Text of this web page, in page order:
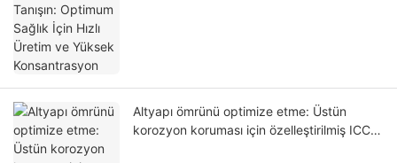
Altyapı ömrünü optimize etme: Üstün
korozyon koruması için özelleştirilmiş ICCP